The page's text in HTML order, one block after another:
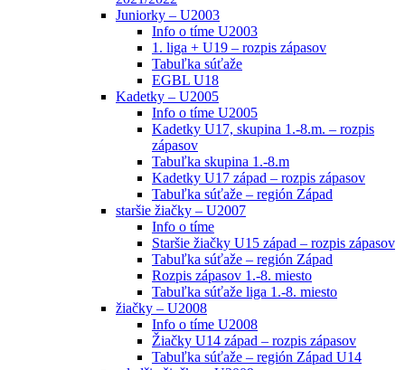
Juniorky – U2003
Info o tíme U2003
1. liga + U19 – rozpis zápasov
Tabuľka súťaže
EGBL U18
Kadetky – U2005
Info o tíme U2005
Kadetky U17, skupina 1.-8.m. – rozpis
zápasov
Tabuľka skupina 1.-8.m
Kadetky U17 západ – rozpis zápasov
Tabuľka súťaže – región Západ
staršie žiačky – U2007
Info o tíme
Staršie žiačky U15 západ – rozpis zápasov
Tabuľka súťaže – región Západ
Rozpis zápasov 1.-8. miesto
Tabuľka súťaže liga 1.-8. miesto
žiačky – U2008
Info o tíme U2008
Žiačky U14 západ – rozpis zápasov
Tabuľka súťaže – región Západ U14